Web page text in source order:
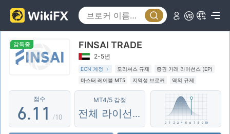
감독중 FINSAI TRADE
2-5년
ECN 계정 모리셔스 규제
증권 거래 라이선스 (EP)
마스터 레이블 MT5
지역성 브로커 역외 규제
점수
1
2
3
4
5
6.
0
1
0
1 /10
MT4/5 감정
전체 라이선스